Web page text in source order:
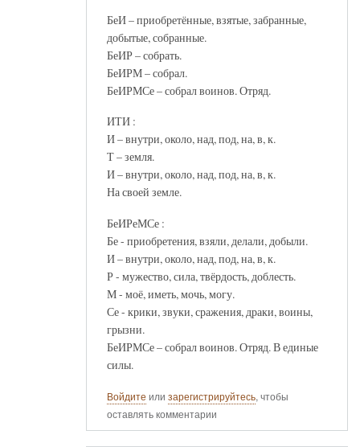
БеИ – приобретённые, взятые, забранные,
добытые, собранные.
БеИР – собрать.
БеИРМ – собрал.
БеИРМСе – собрал воинов. Отряд.
ИТИ :
И – внутри, около, над, под, на, в, к.
Т – земля.
И – внутри, около, над, под, на, в, к.
На своей земле.
БеИРеМСе :
Бе - приобретения, взяли, делали, добыли.
И – внутри, около, над, под, на, в, к.
Р - мужество, сила, твёрдость, доблесть.
М - моё, иметь, мочь, могу.
Се - крики, звуки, сражения, драки, воины,
грызни.
БеИРМСе – собрал воинов. Отряд. В единые
силы.
Войдите или зарегистрируйтесь, чтобы
оставлять комментарии